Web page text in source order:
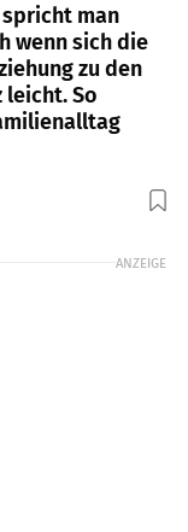
man
wenn sich die
zu den
leicht. So
// Gladskikh Tatiana
ANZEIGE